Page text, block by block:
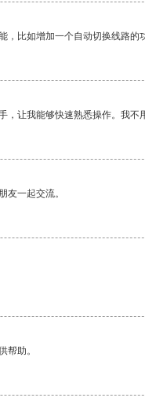
比如增加一个自动切换线路的
让我能够快速熟悉操作。我不
友一起交流。
帮助。